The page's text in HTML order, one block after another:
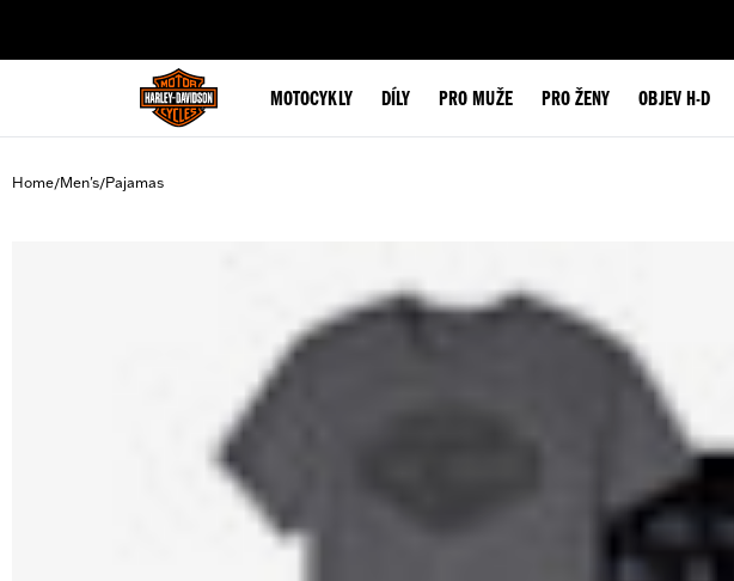
MOTOCYKLY DÍLY PRO MUŽE PRO ŽENY OBJEV H-D
Home/Men's/Pajamas